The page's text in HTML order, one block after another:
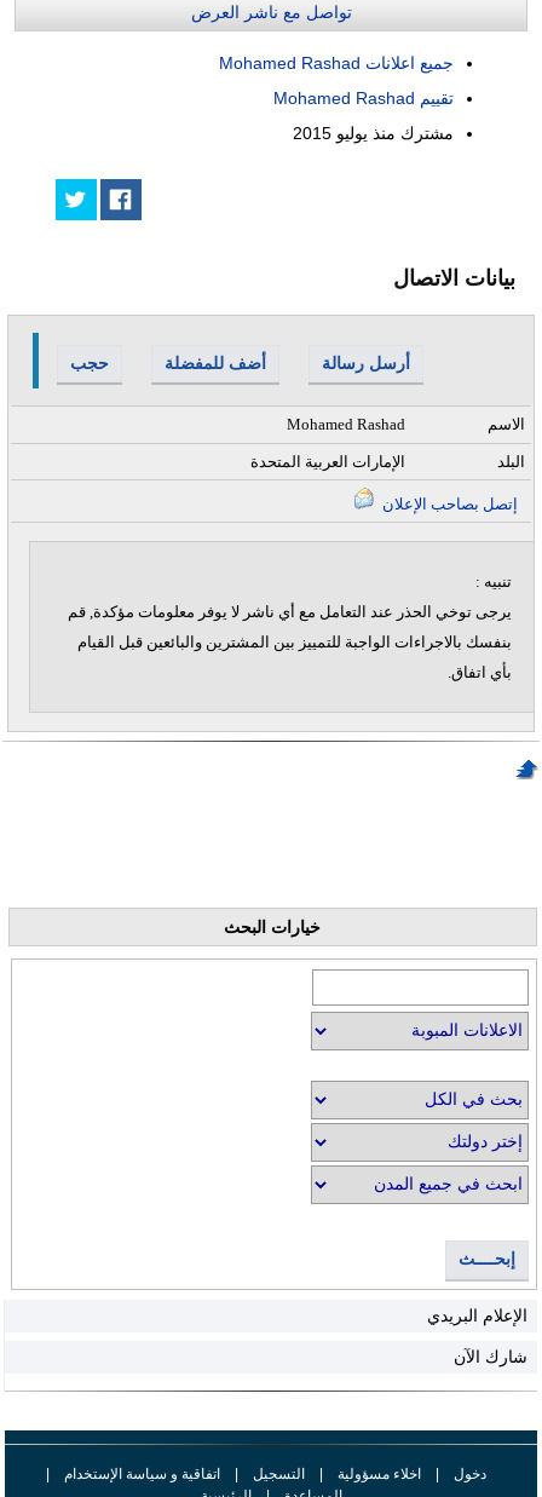
تواصل مع ناشر العرض
جميع اعلانات Mohamed Rashad
تقييم Mohamed Rashad
مشترك منذ يوليو 2015
بيانات الاتصال
حجب أضف للمفضلة أرسل رسالة
Mohamed Rashad الاسم
الإمارات العربية المتحدة البلد
تنبيه :
يرجى توخي الحذر عند التعامل مع أي ناشر لا يوفر معلومات مؤكدة, قم
بنفسك بالاجراءات الواجبة للتمييز بين المشترين والبائعين قبل القيام
بأي اتفاق.
خيارات البحث
إبحــــث
الإعلام البريدي
شارك الآن
دخول اخلاء مسؤولية التسجيل اتفاقية و سياسة الإستخدام